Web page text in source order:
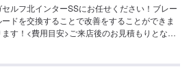
ルフ北インターSSにお任せください！ブレー
ドを交換することで改善をすることができま
す！<費用目安>ご来店後のお見積もりとなり